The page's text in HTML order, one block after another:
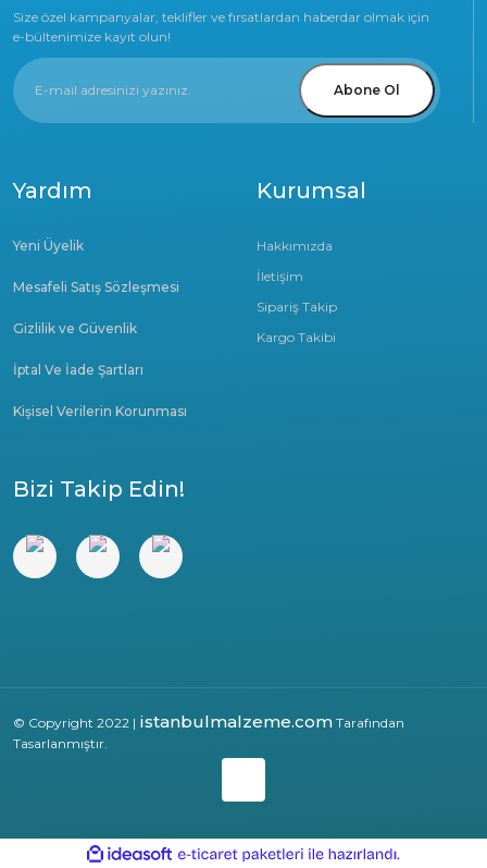
Size özel kampanyalar, teklifler ve fırsatlardan haberdar olmak için
e-bültenimize kayıt olun!
Abone Ol
Kurumsal
Hakkımızda
İletişim
Sipariş Takip
Kargo Takibi
Yardım
Yeni Üyelik
Mesafeli Satış Sözleşmesi
Gizlilik ve Güvenlik
İptal Ve İade Şartları
Kişisel Verilerin Korunması
Bizi Takip Edin!
© Copyright 2022 | istanbulmalzeme.com Tarafından
Tasarlanmıştır.
ideasoft
e-